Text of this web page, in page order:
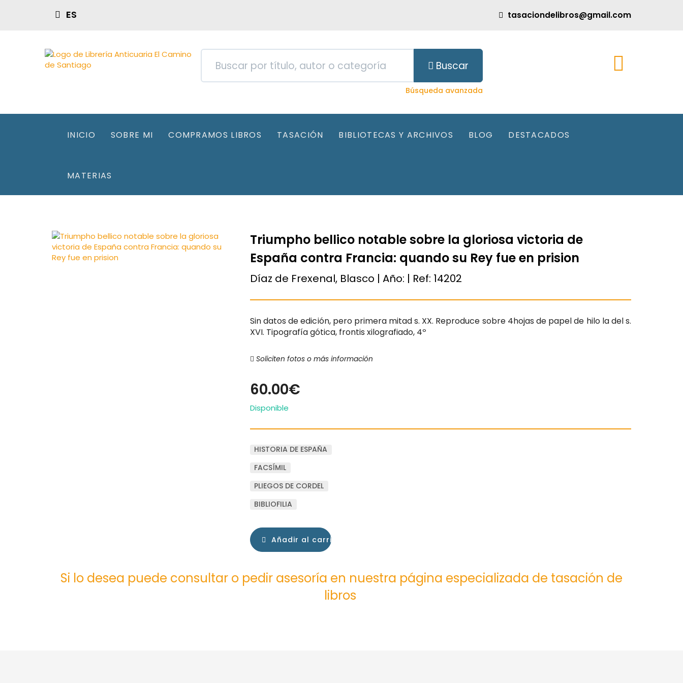
ES tasaciondelibros@gmail.com
Buscar
Búsqueda avanzada
INICIO SOBRE MI COMPRAMOS LIBROS TASACIÓN BIBLIOTECAS Y ARCHIVOS BLOG DESTACADOS
MATERIAS
Triumpho bellico notable sobre la gloriosa victoria de
España contra Francia: quando su Rey fue en prision
Díaz de Frexenal, Blasco | Año: | Ref: 14202
Sin datos de edición, pero primera mitad s. XX. Reproduce sobre 4hojas de papel de hilo la del s.
XVI. Tipografía gótica, frontis xilografiado, 4º
Soliciten fotos o más información
60.00€
Disponible
HISTORIA DE ESPAÑA
FACSÍMIL
PLIEGOS DE CORDEL
BIBLIOFILIA
Añadir al carrito
Si lo desea puede consultar o pedir asesoría en nuestra página especializada de tasación de
libros